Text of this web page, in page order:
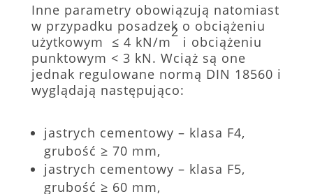
Inne parametry obowiązują natomiast
w przypadku posadzek o obciążeniu
użytkowym ≤ 4 kN/m
2
i obciążeniu
punktowym < 3 kN. Wciąż są one
jednak regulowane normą DIN 18560 i
wyglądają następująco:
jastrych cementowy – klasa F4,
grubość ≥ 70 mm,
jastrych cementowy – klasa F5,
grubość ≥ 60 mm,